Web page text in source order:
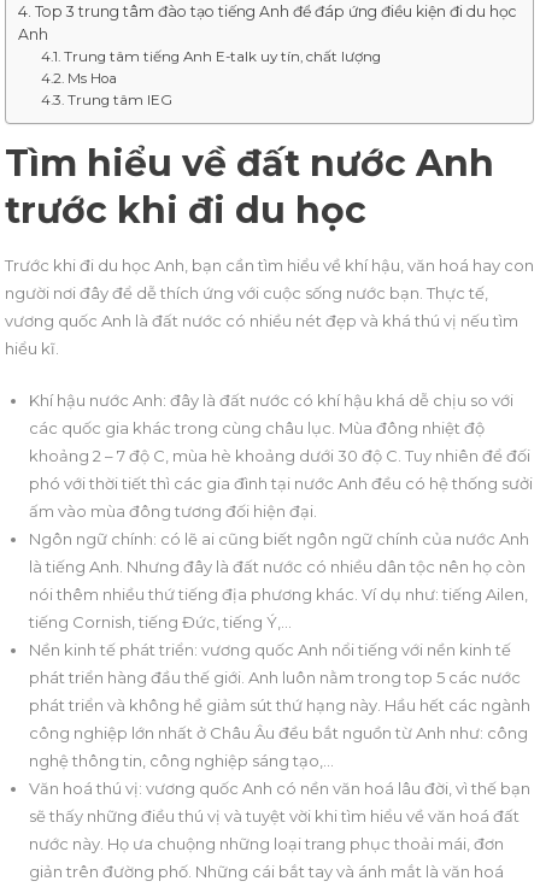
Top 3 trung tâm đào tạo tiếng Anh để đáp ứng điều kiện đi du học
Anh
Trung tâm tiếng Anh E-talk uy tín, chất lượng
Ms Hoa
Trung tâm IEG
Tìm hiểu về đất nước Anh
trước khi đi du học
Trước khi đi du học Anh, bạn cần tìm hiểu về khí hậu, văn hoá hay con
người nơi đây để dễ thích ứng với cuộc sống nước bạn. Thực tế,
vương quốc Anh là đất nước có nhiều nét đẹp và khá thú vị nếu tìm
hiểu kĩ.
Khí hậu nước Anh: đây là đất nước có khí hậu khá dễ chịu so với
các quốc gia khác trong cùng châu lục. Mùa đông nhiệt độ
khoảng 2 – 7 độ C, mùa hè khoảng dưới 30 độ C. Tuy nhiên để đối
phó với thời tiết thì các gia đình tại nước Anh đều có hệ thống sưởi
ấm vào mùa đông tương đối hiện đại.
Ngôn ngữ chính: có lẽ ai cũng biết ngôn ngữ chính của nước Anh
là tiếng Anh. Nhưng đây là đất nước có nhiều dân tộc nên họ còn
nói thêm nhiều thứ tiếng địa phương khác. Ví dụ như: tiếng Ailen,
tiếng Cornish, tiếng Đức, tiếng Ý,…
Nền kinh tế phát triển: vương quốc Anh nổi tiếng với nền kinh tế
phát triển hàng đầu thế giới. Anh luôn nằm trong top 5 các nước
phát triển và không hề giảm sút thứ hạng này. Hầu hết các ngành
công nghiệp lớn nhất ở Châu Âu đều bắt nguồn từ Anh như: công
nghệ thông tin, công nghiệp sáng tạo,…
Văn hoá thú vị: vương quốc Anh có nền văn hoá lâu đời, vì thế bạn
sẽ thấy những điều thú vị và tuyệt vời khi tìm hiểu về văn hoá đất
nước này. Họ ưa chuộng những loại trang phục thoải mái, đơn
giản trên đường phố. Những cái bắt tay và ánh mắt là văn hoá